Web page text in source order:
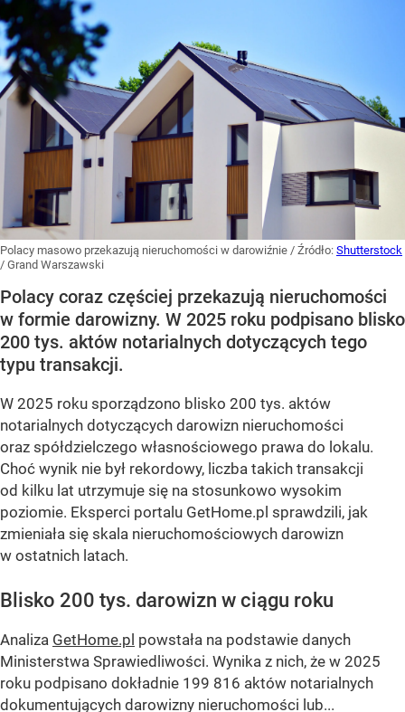
Polacy masowo przekazują nieruchomości w darowiźnie / Źródło: Shutterstock
/ Grand Warszawski
Polacy coraz częściej przekazują nieruchomości
w formie darowizny. W 2025 roku podpisano blisko
200 tys. aktów notarialnych dotyczących tego
typu transakcji.
W 2025 roku sporządzono blisko 200 tys. aktów
notarialnych dotyczących darowizn nieruchomości
oraz spółdzielczego własnościowego prawa do lokalu.
Choć wynik nie był rekordowy, liczba takich transakcji
od kilku lat utrzymuje się na stosunkowo wysokim
poziomie. Eksperci portalu GetHome.pl sprawdzili, jak
zmieniała się skala nieruchomościowych darowizn
w ostatnich latach.
Blisko 200 tys. darowizn w ciągu roku
Analiza GetHome.pl powstała na podstawie danych
Ministerstwa Sprawiedliwości. Wynika z nich, że w 2025
roku podpisano dokładnie 199 816 aktów notarialnych
dokumentujących darowizny nieruchomości lub...